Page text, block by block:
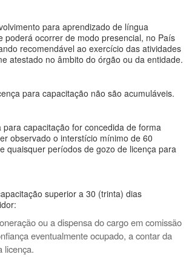
para aprendizado de língua
poderá ocorrer de modo presencial, no País
recomendável ao exercício das atividades
atestado no âmbito do órgão ou da entidade.
para capacitação não são acumuláveis.
capacitação for concedida de forma
observado o interstício mínimo de 60
quaisquer períodos de gozo de licença para
superior a 30 (trinta) dias
ou a dispensa do cargo em comissão
eventualmente ocupado, a contar da
licença.